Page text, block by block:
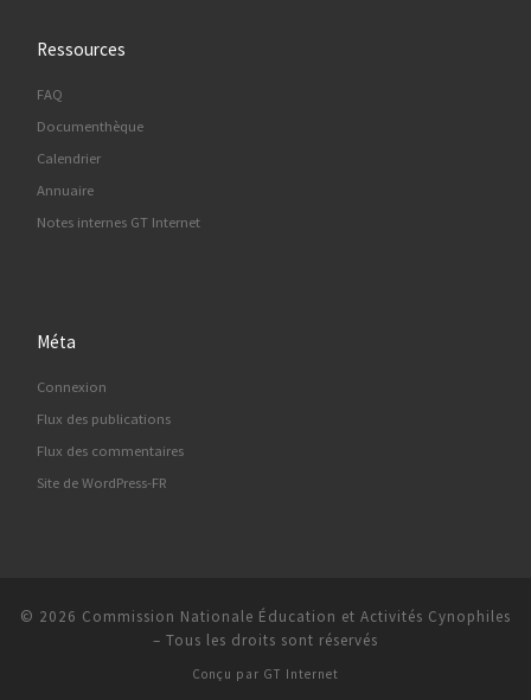
Ressources
FAQ
Documenthèque
Calendrier
Annuaire
Notes internes GT Internet
Méta
Connexion
Flux des publications
Flux des commentaires
Site de WordPress-FR
© 2026 Commission Nationale Éducation et Activités Cynophiles
– Tous les droits sont réservés
Conçu par GT Internet